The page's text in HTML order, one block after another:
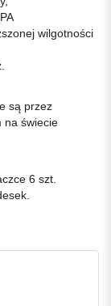
wilgotności
są przez
na świecie
6 szt.